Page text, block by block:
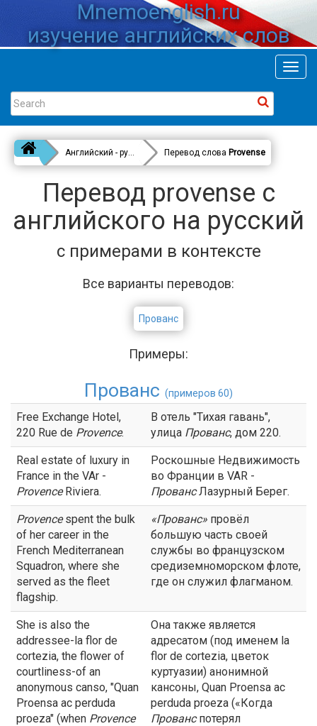
Mnemoenglish.ru
изучение английских слов
Английский - русский Перевод слова Provense
Перевод provense с
английского на русский
с примерами в контексте
Все варианты переводов:
Прованс
Примеры:
Прованс (примеров 60)
Free Exchange Hotel,
220 Rue de Provence.
В отель "Тихая гавань",
улица Прованс, дом 220.
Real estate of luxury in
France in the VAr -
ProvenceRiviera.
Роскошные Недвижимость
во Франции в VAR -
ПровансЛазурный Берег.
Provencespent the bulk
of her career in the
French Mediterranean
Squadron, where she
served as the fleet
flagship.
«Прованс» провёл
большую часть своей
службы во французском
средиземноморском флоте,
где он служил флагманом.
She is also the
addressee-la flor de
cortezia, the flower of
courtliness-of an
anonymous canso, "Quan
Proensa ac perduda
proeza" (when Provence
Она также является
адресатом (под именем la
flor de cortezia, цветок
куртуазии) анонимной
кансоны, Quan Proensa ac
perduda proeza («Когда
Прованспотерял